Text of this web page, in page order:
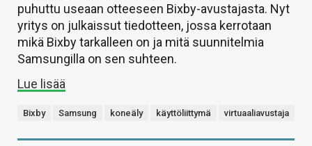
puhuttu useaan otteeseen Bixby-avustajasta. Nyt
yritys on julkaissut tiedotteen, jossa kerrotaan
mikä Bixby tarkalleen on ja mitä suunnitelmia
Samsungilla on sen suhteen.
Lue lisää
Bixby Samsung koneäly käyttöliittymä virtuaaliavustaja